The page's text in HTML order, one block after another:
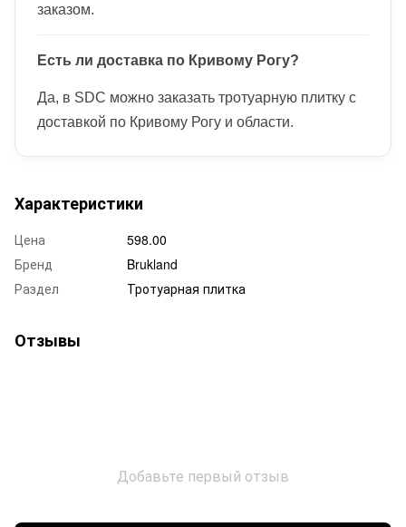
заказом.
Есть ли доставка по Кривому Рогу?
Да, в SDC можно заказать тротуарную плитку с
доставкой по Кривому Рогу и области.
Характеристики
Цена
598.00
Бренд
Brukland
Раздел
Тротуарная плитка
Отзывы
Добавьте первый отзыв